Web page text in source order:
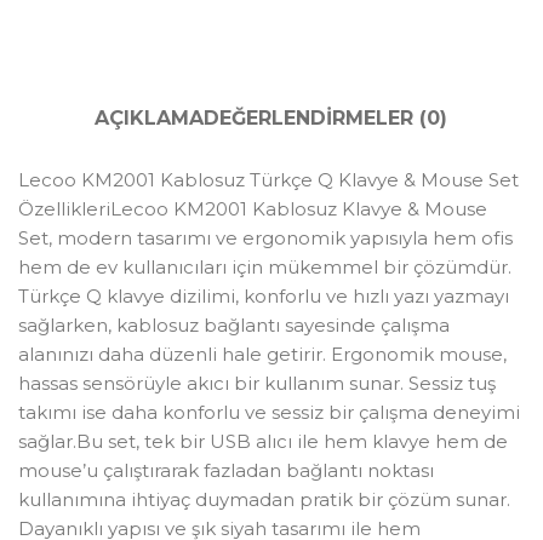
AÇIKLAMADEĞERLENDIRMELER (0)
Lecoo KM2001 Kablosuz Türkçe Q Klavye & Mouse Set
ÖzellikleriLecoo KM2001 Kablosuz Klavye & Mouse
Set, modern tasarımı ve ergonomik yapısıyla hem ofis
hem de ev kullanıcıları için mükemmel bir çözümdür.
Türkçe Q klavye dizilimi, konforlu ve hızlı yazı yazmayı
sağlarken, kablosuz bağlantı sayesinde çalışma
alanınızı daha düzenli hale getirir. Ergonomik mouse,
hassas sensörüyle akıcı bir kullanım sunar. Sessiz tuş
takımı ise daha konforlu ve sessiz bir çalışma deneyimi
sağlar.Bu set, tek bir USB alıcı ile hem klavye hem de
mouse’u çalıştırarak fazladan bağlantı noktası
kullanımına ihtiyaç duymadan pratik bir çözüm sunar.
Dayanıklı yapısı ve şık siyah tasarımı ile hem